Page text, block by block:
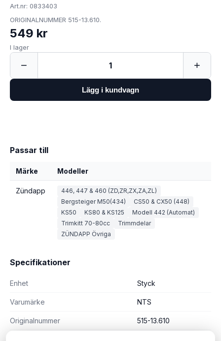
Art.nr: 0833403
ORIGINALNUMMER 515-13.610.
549 kr
I lager
− 1 +
Lägg i kundvagn
Passar till
Märke Modeller
Zündapp
446, 447 & 460 (ZD,ZR,ZX,ZA,ZL)
Bergsteiger M50(434)
CS50 & CX50 (448)
KS50
KS80 & KS125
Modell 442 (Automat)
Trimkitt 70-80cc
Trimmdelar
ZÜNDAPP Övriga
Specifikationer
Enhet Styck
Varumärke NTS
Originalnummer 515-13.610